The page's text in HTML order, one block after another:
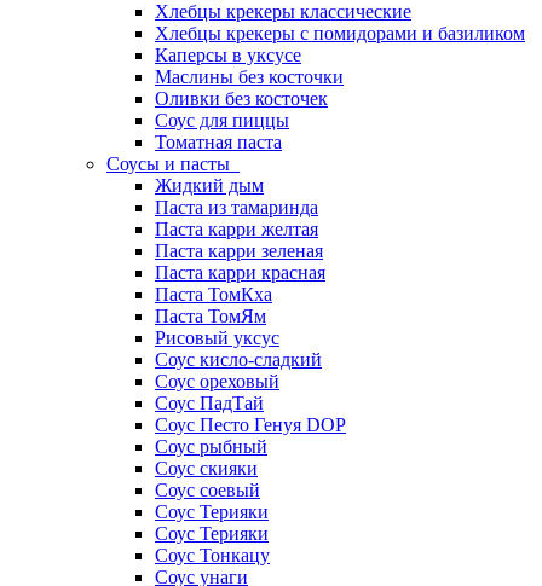
Хлебцы крекеры классические
Хлебцы крекеры с помидорами и базиликом
Каперсы в уксусе
Маслины без косточки
Оливки без косточек
Соус для пиццы
Томатная паста
Соусы и пасты
Жидкий дым
Паста из тамаринда
Паста карри желтая
Паста карри зеленая
Паста карри красная
Паста ТомКха
Паста ТомЯм
Рисовый уксус
Соус кисло-сладкий
Соус ореховый
Соус ПадТай
Соус Песто Генуя DOP
Соус рыбный
Соус скияки
Соус соевый
Соус Терияки
Соус Терияки
Соус Тонкацу
Соус унаги